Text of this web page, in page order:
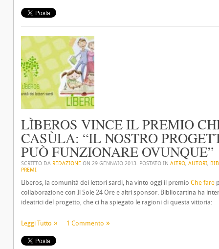
LÌBEROS VINCE IL PREMIO
CASÙLA: “IL NOSTRO
PUÒ FUNZIONARE OVUNQUE”
SCRITTO DA REDAZIONE ON 29 GENNAIO 2013. POSTATO IN ALTRO, AUTORI,
PREMI
Lìberos, la comunità dei lettori sardi, ha vinto oggi il premio Che fare
collaborazione con Il Sole 24 Ore e altri sponsor. Bibliocartina ha
ideatrici del progetto, che ci ha spiegato le ragioni di questa vittoria:
Leggi Tutto 1 Commento